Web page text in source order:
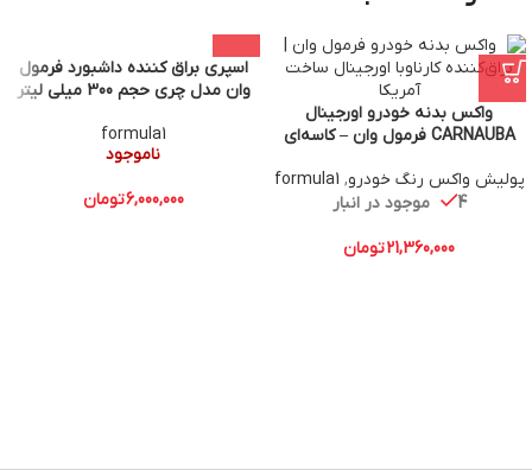
واکس بدنه خودرو اورجینال
CARNAUBA فرمول وان – کاسه‌ای
عددی
پولیش واکس رنگ خودرو,
formula1
4 موجود در انبار
21,360,000تومان
اسپري براق كننده داشبورد فرمول
وان مدل چري حجم 300 ميلي ليتر
formula1
ناموجود
6,000,000تومان